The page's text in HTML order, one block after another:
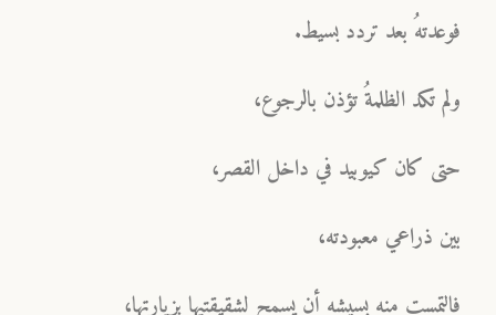
فوعدتهُ بعد تردد بسيط.
ولم تكد الظلمةُ تؤذن بالرجوع،
حتى كان كيوبيد في داخل القصر،
بين ذراعي معبودته،
فالتمست منه بسيشه أن يسمح لشقيقتيها بزيارتها،